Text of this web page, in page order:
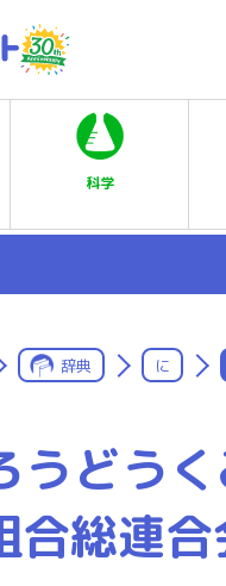
科学
辞典 に
うどう
総連合